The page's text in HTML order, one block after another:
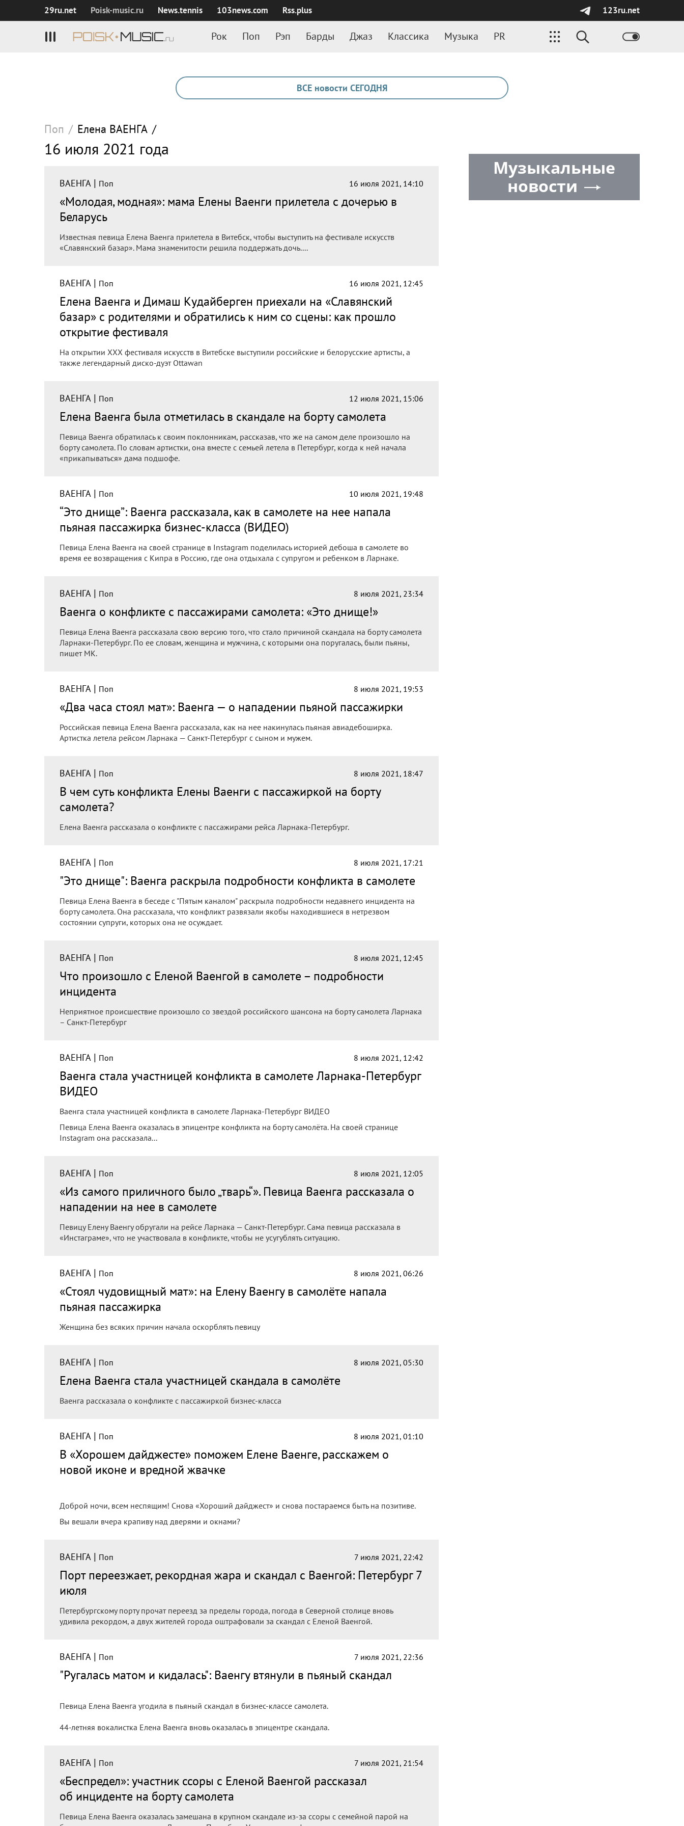
29ru.net Poisk‑music.ru News.tennis 103news.com Rss.plus 123ru.net
Рок Поп Рэп Барды Джаз Классика Музыка PR
ВСЕ новости СЕГОДНЯ
Поп / Елена ВАЕНГА /
16 июля 2021 года
ВАЕНГА | Поп 16 июля 2021, 14:10
«Молодая, модная»: мама Елены Ваенги прилетела с дочерью в
Беларусь
Известная певица Елена Ваенга прилетела в Витебск, чтобы выступить на фестивале искусств
«Славянский базар». Мама знаменитости решила поддержать дочь....
ВАЕНГА | Поп 16 июля 2021, 12:45
Елена Ваенга и Димаш Кудайберген приехали на «Славянский
базар» с родителями и обратились к ним со сцены: как прошло
открытие фестиваля
На открытии ХХХ фестиваля искусств в Витебске выступили российские и белорусские артисты, а
также легендарный диско-дуэт Ottawan
ВАЕНГА | Поп 12 июля 2021, 15:06
Елена Ваенга была отметилась в скандале на борту самолета
Певица Ваенга обратилась к своим поклонникам, рассказав, что же на самом деле произошло на
борту самолета. По словам артистки, она вместе с семьей летела в Петербург, когда к ней начала
«прикапываться» дама подшофе.
ВАЕНГА | Поп 10 июля 2021, 19:48
“Это днище”: Ваенга рассказала, как в самолете на нее напала
пьяная пассажирка бизнес-класса (ВИДЕО)
Певица Елена Ваенга на своей странице в Instagram поделилась историей дебоша в самолете во
время ее возвращения с Кипра в Россию, где она отдыхала с супругом и ребенком в Ларнаке.
ВАЕНГА | Поп 8 июля 2021, 23:34
Ваенга о конфликте с пассажирами самолета: «Это днище!»
Певица Елена Ваенга рассказала свою версию того, что стало причиной скандала на борту самолета
Ларнаки-Петербург. По ее словам, женщина и мужчина, с которыми она поругалась, были пьяны,
пишет МК.
ВАЕНГА | Поп 8 июля 2021, 19:53
«Два часа стоял мат»: Ваенга — о нападении пьяной пассажирки
Российская певица Елена Ваенга рассказала, как на нее накинулась пьяная авиадебоширка.
Артистка летела рейсом Ларнака — Санкт-Петербург с сыном и мужем.
ВАЕНГА | Поп 8 июля 2021, 18:47
В чем суть конфликта Елены Ваенги с пассажиркой на борту
самолета?
Елена Ваенга рассказала о конфликте с пассажирами рейса Ларнака-Петербург.
ВАЕНГА | Поп 8 июля 2021, 17:21
"Это днище": Ваенга раскрыла подробности конфликта в самолете
Певица Елена Ваенга в беседе с "Пятым каналом" раскрыла подробности недавнего инцидента на
борту самолета. Она рассказала, что конфликт развязали якобы находившиеся в нетрезвом
состоянии супруги, которых она не осуждает.
ВАЕНГА | Поп 8 июля 2021, 12:45
Что произошло с Еленой Ваенгой в самолете – подробности
инцидента
Неприятное происшествие произошло со звездой российского шансона на борту самолета Ларнака
– Санкт-Петербург
ВАЕНГА | Поп 8 июля 2021, 12:42
Ваенга стала участницей конфликта в самолете Ларнака-Петербург
ВИДЕО
Ваенга стала участницей конфликта в самолете Ларнака-Петербург ВИДЕО
Певица Елена Ваенга оказалась в эпицентре конфликта на борту самолёта. На своей странице
Instagram она рассказала...
ВАЕНГА | Поп 8 июля 2021, 12:05
«Из самого приличного было „тварь“». Певица Ваенга рассказала о
нападении на нее в самолете
Певицу Елену Ваенгу обругали на рейсе Ларнака — Санкт-Петербург. Сама певица рассказала в
«Инстаграме», что не участвовала в конфликте, чтобы не усугублять ситуацию.
ВАЕНГА | Поп 8 июля 2021, 06:26
«Стоял чудовищный мат»: на Елену Ваенгу в самолёте напала
пьяная пассажирка
Женщина без всяких причин начала оскорблять певицу
ВАЕНГА | Поп 8 июля 2021, 05:30
Елена Ваенга стала участницей скандала в самолёте
Ваенга рассказала о конфликте с пассажиркой бизнес-класса
ВАЕНГА | Поп 8 июля 2021, 01:10
В «Хорошем дайджесте» поможем Елене Ваенге, расскажем о
новой иконе и вредной жвачке
Доброй ночи, всем неспящим! Снова «Хороший дайджест» и снова постараемся быть на позитиве.
Вы вешали вчера крапиву над дверями и окнами?
ВАЕНГА | Поп 7 июля 2021, 22:42
Порт переезжает, рекордная жара и скандал с Ваенгой: Петербург 7
июля
Петербургскому порту прочат переезд за пределы города, погода в Северной столице вновь
удивила рекордом, а двух жителей города оштрафовали за скандал с Еленой Ваенгой.
ВАЕНГА | Поп 7 июля 2021, 22:36
"Ругалась матом и кидалась": Ваенгу втянули в пьяный скандал
Певица Елена Ваенга угодила в пьяный скандал в бизнес-классе самолета.
44-летняя вокалистка Елена Ваенга вновь оказалась в эпицентре скандала.
ВАЕНГА | Поп 7 июля 2021, 21:54
«Беспредел»: участник ссоры с Еленой Ваенгой рассказал
об инциденте на борту самолета
Певица Елена Ваенга оказалась замешана в крупном скандале из-за ссоры с семейной парой на
Музыкальные
новости